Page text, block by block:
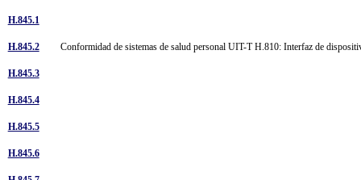
H.845.1
H.845.2 Conformidad de sistemas de salud personal UIT-T H.810: Interfaz de
H.845.3
H.845.4
H.845.5
H.845.6